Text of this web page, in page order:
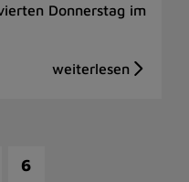
Donnerstag im
6